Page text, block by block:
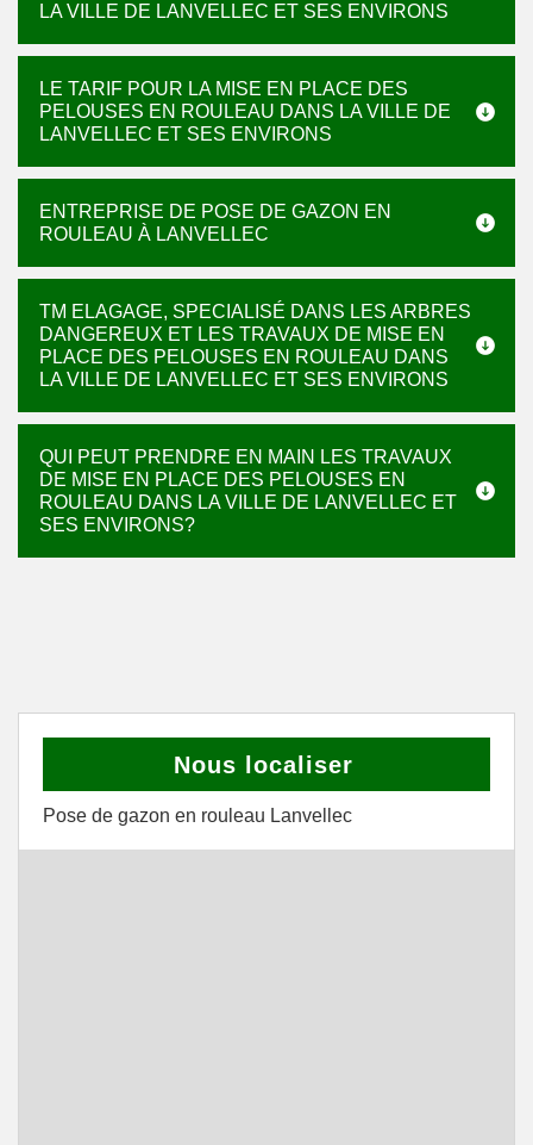
LA VILLE DE LANVELLEC ET SES ENVIRONS
LE TARIF POUR LA MISE EN PLACE DES
PELOUSES EN ROULEAU DANS LA VILLE DE
LANVELLEC ET SES ENVIRONS
ENTREPRISE DE POSE DE GAZON EN
ROULEAU À LANVELLEC
TM ELAGAGE, SPECIALISÉ DANS LES ARBRES
DANGEREUX ET LES TRAVAUX DE MISE EN
PLACE DES PELOUSES EN ROULEAU DANS
LA VILLE DE LANVELLEC ET SES ENVIRONS
QUI PEUT PRENDRE EN MAIN LES TRAVAUX
DE MISE EN PLACE DES PELOUSES EN
ROULEAU DANS LA VILLE DE LANVELLEC ET
SES ENVIRONS?
Nous localiser
Pose de gazon en rouleau Lanvellec